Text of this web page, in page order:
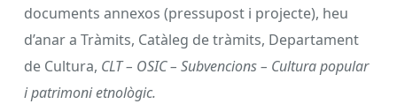
documents annexos (pressupost i projecte), heu
d’anar a Tràmits, Catàleg de tràmits, Departament
de Cultura, CLT – OSIC – Subvencions – Cultura popular
i patrimoni etnològic.